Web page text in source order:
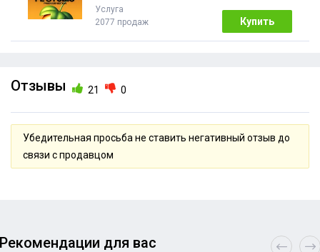
[Бессрочная]
Услуга
2077 продаж
Купить
Отзывы 21 0
Убедительная просьба не ставить негативный отзыв до
связи с продавцом
Рекомендации для вас